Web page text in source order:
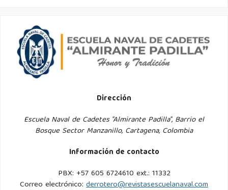
Dirección
Escuela Naval de Cadetes "Almirante Padilla", Barrio el
Bosque Sector Manzanillo, Cartagena, Colombia
Información de contacto
PBX: +57 605 6724610 ext.: 11332
Correo electrónico: derrotero@revistasescuelanaval.com